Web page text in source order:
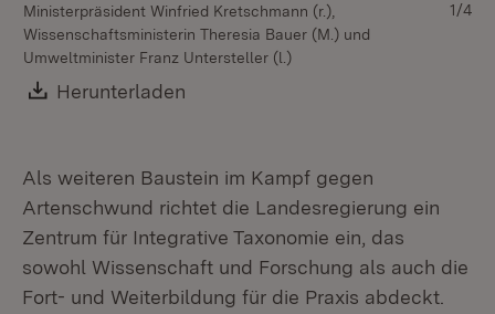
Ministerpräsident Winfried Kretschmann (r.),
Wissenschaftsministerin Theresia Bauer (M.) und
Umweltminister Franz Untersteller (l.)
Download:
Herunterladen
1/4
Als weiteren Baustein im Kampf gegen
Artenschwund richtet die Landesregierung ein
Zentrum für Integrative Taxonomie ein, das
sowohl Wissenschaft und Forschung als auch die
Fort- und Weiterbildung für die Praxis abdeckt.